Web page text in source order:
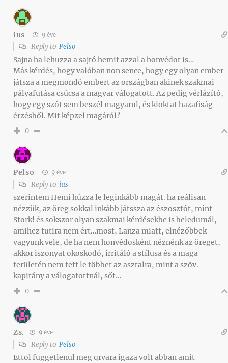
ius 9 éve
Reply to Pelso
Sajna ha lehuzza a sajtó hemit azzal a honvédot is…
Más kérdés, hogy valóban non sence, hogy egy olyan ember
játsza a megmondó embert az országban akinek szakmai
pályafutása csúcsa a magyar válogatott. Az pedig vérlázító,
hogy egy szót sem beszél magyarul, és kioktat hazafiság
érzésből. Mit képzel magáról?
0
Pelso 9 éve
Reply to ius
szerintem Hemi húzza le leginkább magát. ha reálisan
nézzük, az öreg sokkal inkább játssza az észosztót, mint
Stork! és sokszor olyan szakmai kérdésekbe is beledumál,
amihez tutira nem ért…most, Lanza miatt, elnézőbbek
vagyunk vele, de ha nem honvédosként néznénk az öreget,
akkor iszonyat okoskodó, irritáló a stílusa és a maga
területén nem tett le többet az asztalra, mint a szöv.
kapitány a válogatottnál, sőt…
0
Zs. 9 éve
Reply to Pelso
Ettol fuggetlenul meg qrvara igaza volt abban amit